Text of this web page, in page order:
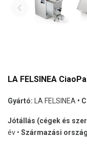
LA FELSINEA
Gyártó: LA FELSINEA •
Jótállás (cégek és
év • Származási